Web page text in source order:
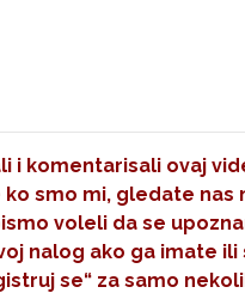
i komentarisali ovaj
ko smo mi, gledate nas
voleli da se
nalog ako ga imate
se“ za samo